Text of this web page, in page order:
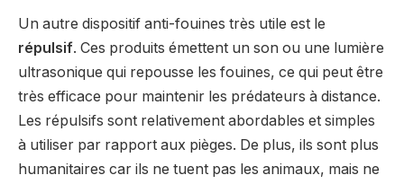
Un autre dispositif anti-fouines très utile est le
répulsif. Ces produits émettent un son ou une lumière
ultrasonique qui repousse les fouines, ce qui peut être
très efficace pour maintenir les prédateurs à distance.
Les répulsifs sont relativement abordables et simples
à utiliser par rapport aux pièges. De plus, ils sont plus
humanitaires car ils ne tuent pas les animaux, mais ne